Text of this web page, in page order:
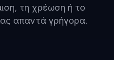
τη χρέωση ή το
απαντά γρήγορα.